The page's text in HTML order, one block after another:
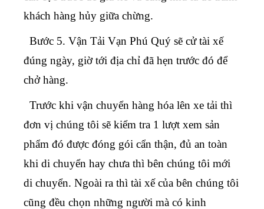
khách hàng hủy giữa chừng.
Bước 5. Vận Tải Vạn Phú Quý sẽ cử tài xế
đúng ngày, giờ tới địa chỉ đã hẹn trước đó để
chở hàng.
Trước khi vận chuyển hàng hóa lên xe tải thì
đơn vị chúng tôi sẽ kiểm tra 1 lượt xem sản
phẩm đó được đóng gói cẩn thận, đủ an toàn
khi di chuyển hay chưa thì bên chúng tôi mới
di chuyển. Ngoài ra thì tài xế của bên chúng tôi
cũng đều chọn những người mà có kinh